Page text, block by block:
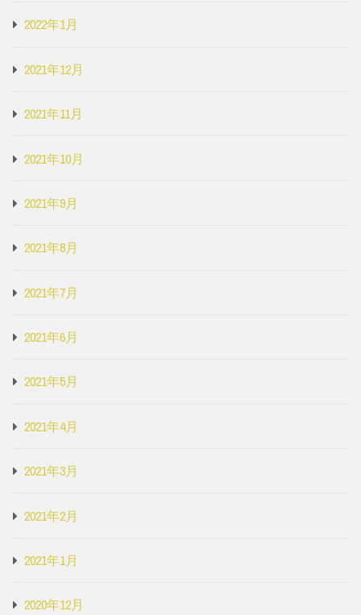
2022年1月
2021年12月
2021年11月
2021年10月
2021年9月
2021年8月
2021年7月
2021年6月
2021年5月
2021年4月
2021年3月
2021年2月
2021年1月
2020年12月